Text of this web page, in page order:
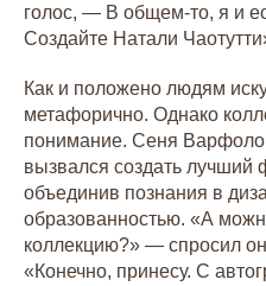
голос, — В общем-то, я и
Создайте Натали
Как и положено людям
метафорично. Однако
понимание. Сеня
вызвался создать лучший
объединив познания в
образованностью. «А
коллекцию?» — спросил
«Конечно, принесу. С